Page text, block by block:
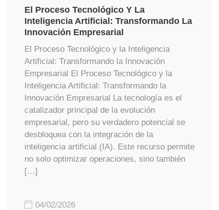
El Proceso Tecnológico Y La
Inteligencia Artificial: Transformando La
Innovación Empresarial
El Proceso Tecnológico y la Inteligencia
Artificial: Transformando la Innovación
Empresarial El Proceso Tecnológico y la
Inteligencia Artificial: Transformando la
Innovación Empresarial La tecnología es el
catalizador principal de la evolución
empresarial, pero su verdadero potencial se
desbloquea con la integración de la
inteligencia artificial (IA). Este recurso permite
no solo optimizar operaciones, sino también
[…]
04/02/2026